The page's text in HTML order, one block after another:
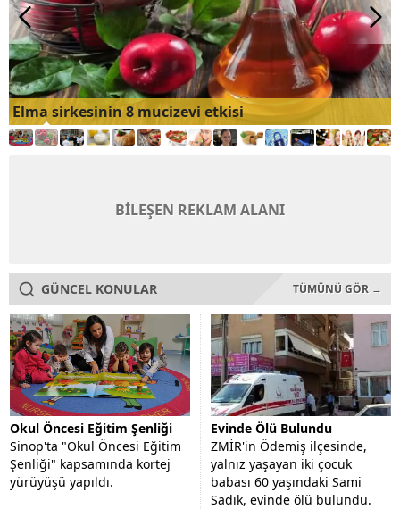
Elma sirkesinin 8 mucizevi etkisi
BİLEŞEN REKLAM ALANI
GÜNCEL KONULAR TÜMÜNÜ GÖR →
Okul Öncesi Eğitim Şenliği
Sinop'ta "Okul Öncesi Eğitim
Şenliği" kapsamında kortej
yürüyüşü yapıldı.
Evinde Ölü Bulundu
ZMİR'in Ödemiş ilçesinde,
yalnız yaşayan iki çocuk
babası 60 yaşındaki Sami
Sadık, evinde ölü bulundu.